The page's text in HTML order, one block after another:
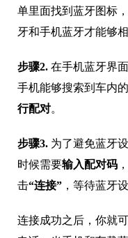
单里面找到蓝牙图标
牙和手机蓝牙才能够相
步骤2. 在手机蓝牙界
手机能够搜索到车内
行配对。
步骤3. 为了避免蓝牙
时候需要输入配对码
击“连接” ，等待蓝牙
连接成功之后，你就